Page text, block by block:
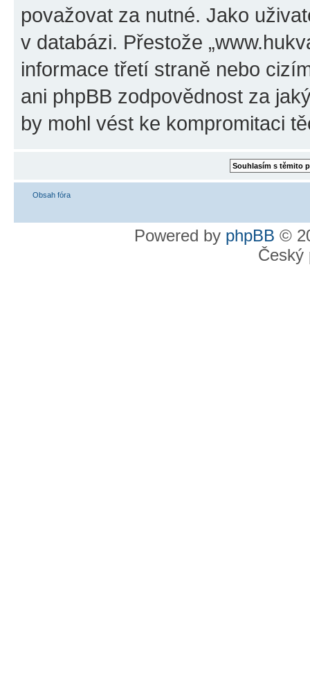
považovat za nutné. Jako
v databázi. Přestože
informace třetí straně nebo
ani phpBB zodpovědnost za
by mohl vést ke kompromitaci
Obsah fóra
Powered by phpBB ©